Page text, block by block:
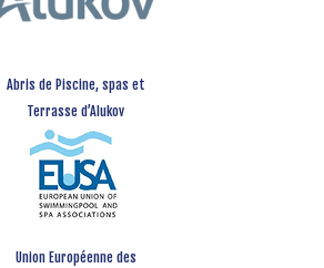
Abris de Piscine, spas et
Terrasse d’Alukov
Union Européenne des